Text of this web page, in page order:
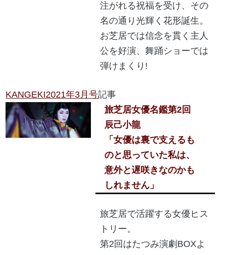
注がれる祝福を受け、その
名の通り光輝く花形誕生。
お芝居では信念を貫く主人
公を好演、舞踊ショーでは
弾けまくり!
KANGEKI2021年3月号記事
旅芝居女優名鑑第2回
辰己小龍
「女優は裏で支えるも
のと思っていた私は、
意外と遅咲きなのかも
しれません」
旅芝居で活躍する女優ヒス
トリー。
第2回はたつみ演劇BOXよ